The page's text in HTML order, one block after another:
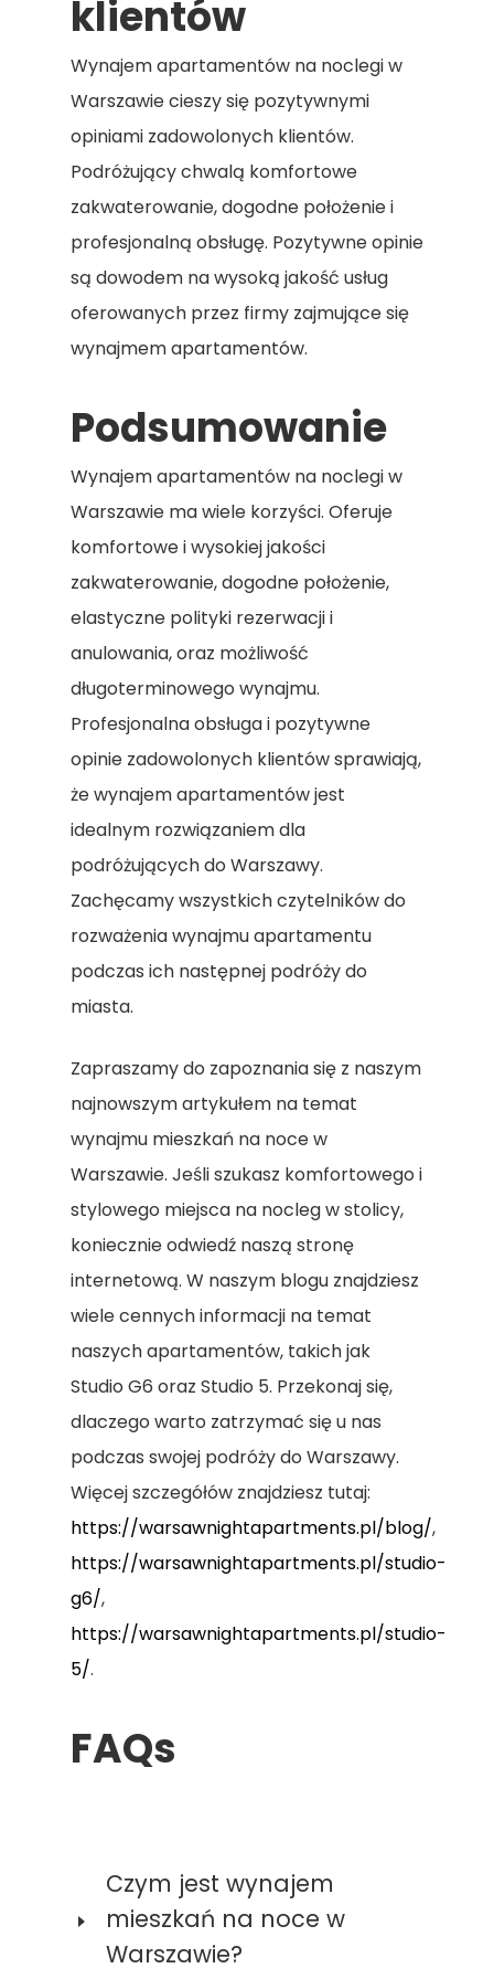
klientów
Wynajem apartamentów na noclegi w
Warszawie cieszy się pozytywnymi
opiniami zadowolonych klientów.
Podróżujący chwalą komfortowe
zakwaterowanie, dogodne położenie i
profesjonalną obsługę. Pozytywne opinie
są dowodem na wysoką jakość usług
oferowanych przez firmy zajmujące się
wynajmem apartamentów.
Podsumowanie
Wynajem apartamentów na noclegi w
Warszawie ma wiele korzyści. Oferuje
komfortowe i wysokiej jakości
zakwaterowanie, dogodne położenie,
elastyczne polityki rezerwacji i
anulowania, oraz możliwość
długoterminowego wynajmu.
Profesjonalna obsługa i pozytywne
opinie zadowolonych klientów sprawiają,
że wynajem apartamentów jest
idealnym rozwiązaniem dla
podróżujących do Warszawy.
Zachęcamy wszystkich czytelników do
rozważenia wynajmu apartamentu
podczas ich następnej podróży do
miasta.
Zapraszamy do zapoznania się z naszym
najnowszym artykułem na temat
wynajmu mieszkań na noce w
Warszawie. Jeśli szukasz komfortowego i
stylowego miejsca na nocleg w stolicy,
koniecznie odwiedź naszą stronę
internetową. W naszym blogu znajdziesz
wiele cennych informacji na temat
naszych apartamentów, takich jak
Studio G6 oraz Studio 5. Przekonaj się,
dlaczego warto zatrzymać się u nas
podczas swojej podróży do Warszawy.
Więcej szczegółów znajdziesz tutaj:
https://warsawnightapartments.pl/blog/,
https://warsawnightapartments.pl/studio-
g6/,
https://warsawnightapartments.pl/studio-
5/.
FAQs
Czym jest wynajem
mieszkań na noce w
Warszawie?
Apartamenty
Usługi
Regulamin
Współpraca Z
Właścicielami
Mieszkań
Zarezerwuj
Zapraszamy Do
T:+48 501 245 148
E: